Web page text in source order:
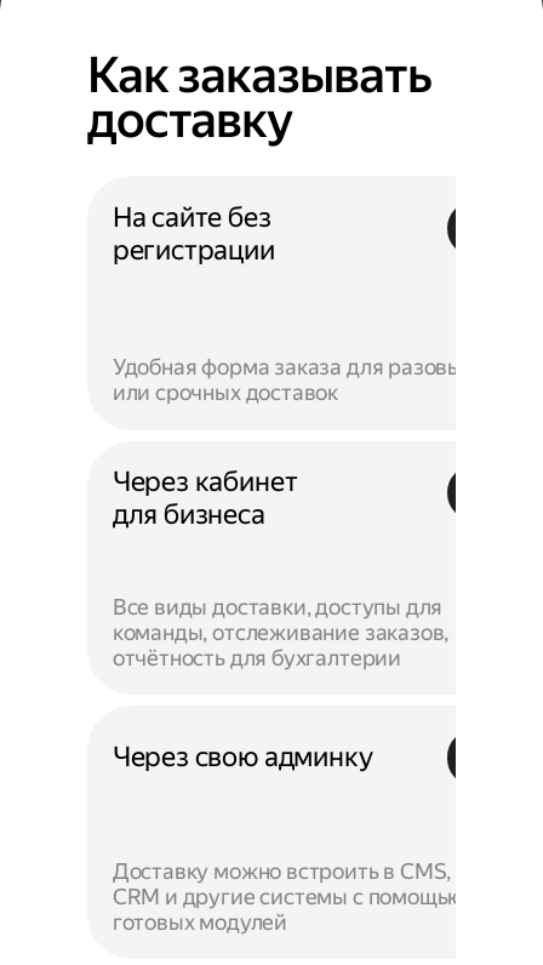
Как заказывать
доставку
На сайте без
регистрации
Удобная форма заказа для разовых
или срочных доставок
Через кабинет
для бизнеса
Все виды доставки, доступы для
команды, отслеживание заказов,
отчётность для бухгалтерии
Через свою админку
Доставку можно встроить в CMS,
CRM и другие системы с помощью
готовых модулей